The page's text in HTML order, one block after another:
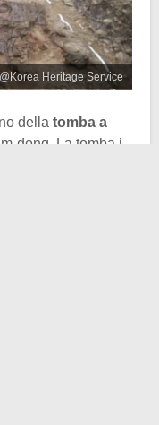
Heritage Service
della tomba a
dong. La tomba i